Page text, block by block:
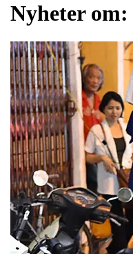
Nyheter om: